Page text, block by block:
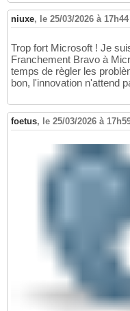
niuxe, le 25/03/2026 à 17h44
Trop fort Microsoft ! Je
Franchement Bravo à
temps de règler les
bon, l'innovation n'attend
foetus, le 25/03/2026 à